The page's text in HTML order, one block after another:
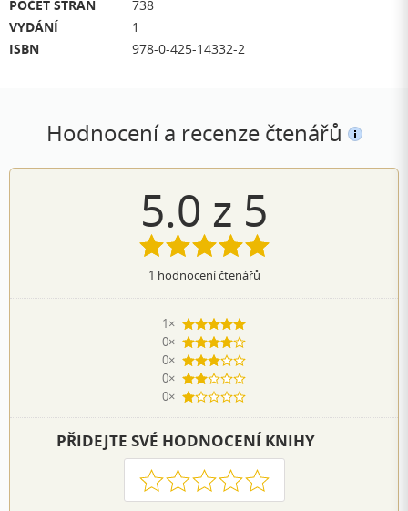
POČET STRAN
738
VYDÁNÍ
1
ISBN
978-0-425-14332-2
Hodnocení a recenze čtenářů
5.0 z 5
1 hodnocení čtenářů
1×
5 hvězdiček
0×
4 hvězdičky
0×
3 hvězdičky
0×
2 hvězdičky
0×
1 hvezdička
PŘIDEJTE SVÉ HODNOCENÍ KNIHY
1 2 3 4 5